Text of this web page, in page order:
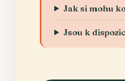
Jak si mohu
Jsou k